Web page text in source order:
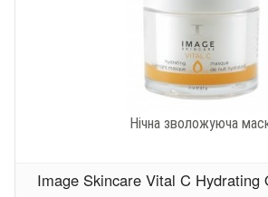
Нічна зволожуюча
Image Skincare Vital C Hydrating